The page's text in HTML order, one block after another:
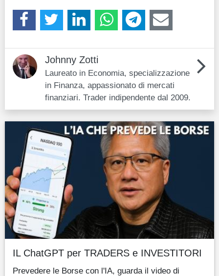
Johnny Zotti
Laureato in Economia, specializzazione
in Finanza, appassionato di mercati
finanziari. Trader indipendente dal 2009.
IL ChatGPT per TRADERS e INVESTITORI
Prevedere le Borse con l'IA, guarda il video di